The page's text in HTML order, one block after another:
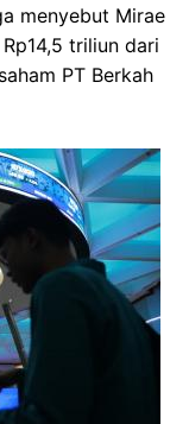
menyebut Mirae
triliun dari
PT Berkah